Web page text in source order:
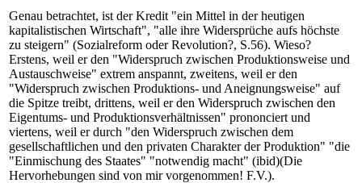
Genau betrachtet, ist der Kredit "ein Mittel in der heutigen
kapitalistischen Wirtschaft", "alle ihre Widersprüche aufs höchste
zu steigern" (Sozialreform oder Revolution?, S.56). Wieso?
Erstens, weil er den "Widerspruch zwischen Produktionsweise und
Austauschweise" extrem anspannt, zweitens, weil er den
"Widerspruch zwischen Produktions- und Aneignungsweise" auf
die Spitze treibt, drittens, weil er den Widerspruch zwischen den
Eigentums- und Produktionsverhältnissen" prononciert und
viertens, weil er durch "den Widerspruch zwischen dem
gesellschaftlichen und den privaten Charakter der Produktion" "die
"Einmischung des Staates" "notwendig macht" (ibid)(Die
Hervorhebungen sind von mir vorgenommen! F.V.).